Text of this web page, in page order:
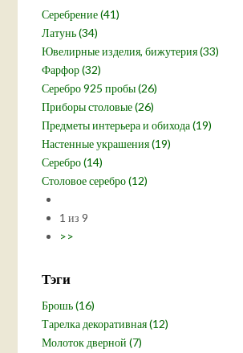
Серебрение (41)
Латунь (34)
Ювелирные изделия, бижутерия (33)
Фарфор (32)
Серебро 925 пробы (26)
Приборы столовые (26)
Предметы интерьера и обихода (19)
Настенные украшения (19)
Серебро (14)
Столовое серебро (12)
1 из 9
>>
Тэги
Брошь (16)
Тарелка декоративная (12)
Молоток дверной (7)